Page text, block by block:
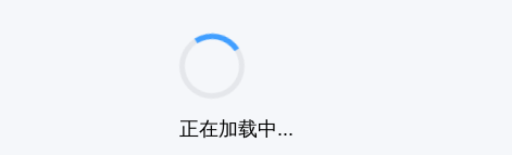
正在加载中...